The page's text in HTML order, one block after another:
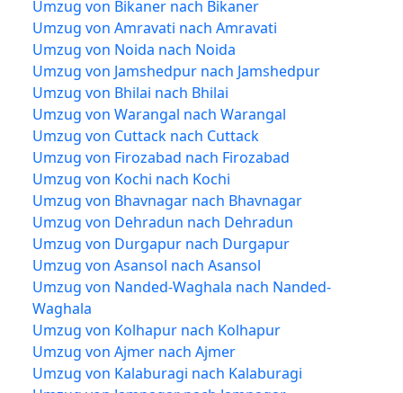
Umzug von Bikaner nach Bikaner
Umzug von Amravati nach Amravati
Umzug von Noida nach Noida
Umzug von Jamshedpur nach Jamshedpur
Umzug von Bhilai nach Bhilai
Umzug von Warangal nach Warangal
Umzug von Cuttack nach Cuttack
Umzug von Firozabad nach Firozabad
Umzug von Kochi nach Kochi
Umzug von Bhavnagar nach Bhavnagar
Umzug von Dehradun nach Dehradun
Umzug von Durgapur nach Durgapur
Umzug von Asansol nach Asansol
Umzug von Nanded-Waghala nach Nanded-
Waghala
Umzug von Kolhapur nach Kolhapur
Umzug von Ajmer nach Ajmer
Umzug von Kalaburagi nach Kalaburagi